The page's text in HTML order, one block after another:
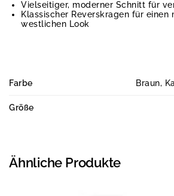
Vielseitiger, moderner Schnitt für
Klassischer Reverskragen für einen
westlichen Look
Farbe Braun,
Größe
Ähnliche Produkte